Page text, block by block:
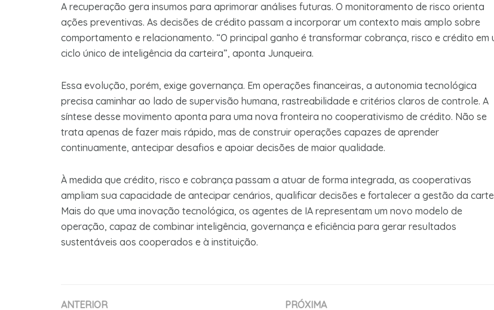
A recuperação gera insumos para aprimorar análises futuras. O monitoramento de risco orienta
ações preventivas. As decisões de crédito passam a incorporar um contexto mais amplo sobre
comportamento e relacionamento. “O principal ganho é transformar cobrança, risco e crédito em
ciclo único de inteligência da carteira”, aponta Junqueira.
Essa evolução, porém, exige governança. Em operações financeiras, a autonomia tecnológica
precisa caminhar ao lado de supervisão humana, rastreabilidade e critérios claros de controle. A
síntese desse movimento aponta para uma nova fronteira no cooperativismo de crédito. Não se
trata apenas de fazer mais rápido, mas de construir operações capazes de aprender
continuamente, antecipar desafios e apoiar decisões de maior qualidade.
À medida que crédito, risco e cobrança passam a atuar de forma integrada, as cooperativas
ampliam sua capacidade de antecipar cenários, qualificar decisões e fortalecer a gestão da
Mais do que uma inovação tecnológica, os agentes de IA representam um novo modelo de
operação, capaz de combinar inteligência, governança e eficiência para gerar resultados
sustentáveis aos cooperados e à instituição.
ANTERIOR
PRÓXIMA